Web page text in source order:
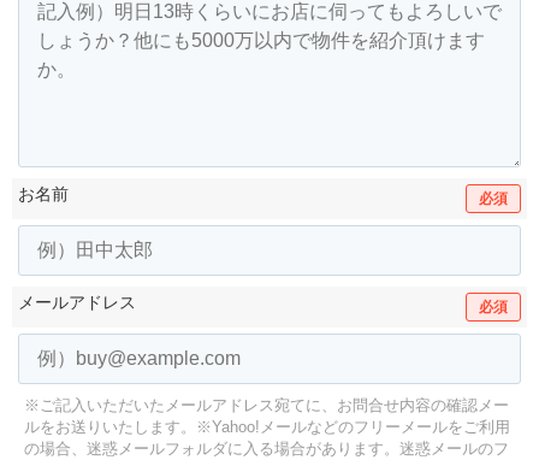
お名前 必須
メールアドレス 必須
※ご記入いただいたメールアドレス宛てに、お問合せ内容の確認メー
ルをお送りいたします。
※Yahoo!メールなどのフリーメールをご利用
の場合、迷惑メールフォルダに入る場合があります。 迷惑メールのフ